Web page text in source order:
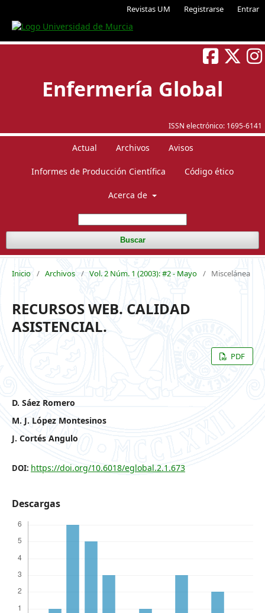
Revistas UM Registrarse Entrar
ISSN electrónico: 1695-6141
Enfermería Global
Actual Archivos Avisos
Informes de Producción Científica Código ético
Acerca de
Buscar
Inicio / Archivos / Vol. 2 Núm. 1 (2003): #2 - Mayo / Miscelánea
RECURSOS WEB. CALIDAD
ASISTENCIAL.
PDF
D. Sáez Romero
M. J. López Montesinos
J. Cortés Angulo
DOI: https://doi.org/10.6018/eglobal.2.1.673
Descargas